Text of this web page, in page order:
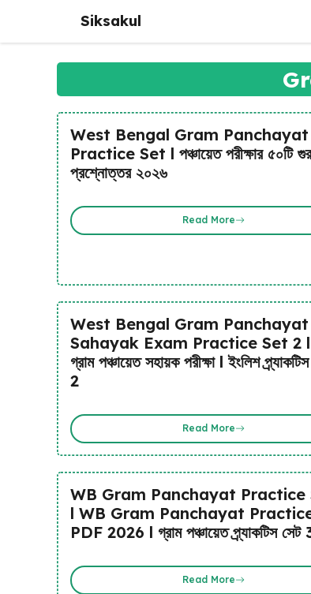
content
Siksakul
West Bengal Gram Panchayat
Practice Set l পঞ্চায়েত পরীক্ষার ৫০টি
প্রশ্নোত্তর ২০২৬
Read More
West Bengal Gram Panchayat
Sahayak Exam Practice Set 2 l
গ্রাম পঞ্চায়েত সহায়ক পরীক্ষা l ইংলিশ
2
Read More
WB Gram Panchayat Practice
l WB Gram Panchayat
PDF 2026 l গ্রাম পঞ্চায়েত প্র্যাকটিস
Read More